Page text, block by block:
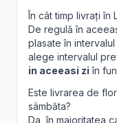
În cât timp livrați în
De regulă în
plasate în
alege intervalul
in aceeasi zi în
Este livrarea de
sâmbăta?
Da, în majoritatea